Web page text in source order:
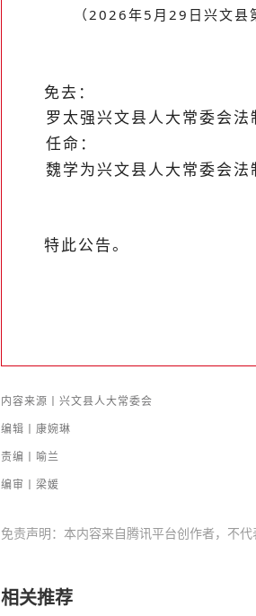
（2026年5 月 29 日兴文县
免去：
罗太强兴文县人大常委会法
任命：
魏学为兴文县人大常委会法
特此公告。
内容来源丨 兴文县人大常委会
编辑丨康婉琳
责编丨喻兰
编审丨梁媛
免责声明：本内容来自腾讯平台创作者，不代
相关推荐